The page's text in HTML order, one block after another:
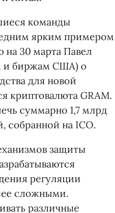
команды
ярким примером
на 30 марта Павел
и биржам США) о
для новой
криптовалюта GRAM.
суммарно 1,7 млрд
собранной на ICO.
защиты
регуляции
сложными.
различные